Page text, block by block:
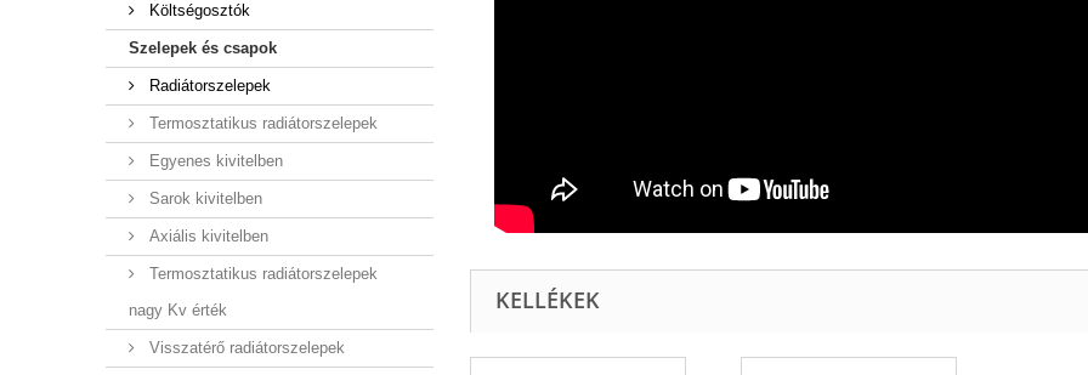
Költségosztók
Szelepek és csapok
Radiátorszelepek
Termosztatikus radiátorszelepek
Egyenes kivitelben
Sarok kivitelben
Axiális kivitelben
Termosztatikus radiátorszelepek
nagy Kv érték
Visszatérő radiátorszelepek
KELLÉKEK